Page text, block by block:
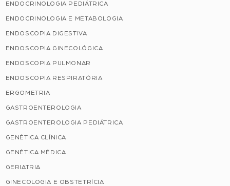
ENDOCRINOLOGIA PEDIÁTRICA
ENDOCRINOLOGIA E METABOLOGIA
ENDOSCOPIA DIGESTIVA
ENDOSCOPIA GINECOLÓGICA
ENDOSCOPIA PULMONAR
ENDOSCOPIA RESPIRATÓRIA
ERGOMETRIA
GASTROENTEROLOGIA
GASTROENTEROLOGIA PEDIÁTRICA
GENÉTICA CLÍNICA
GENÉTICA MÉDICA
GERIATRIA
GINECOLOGIA E OBSTETRÍCIA